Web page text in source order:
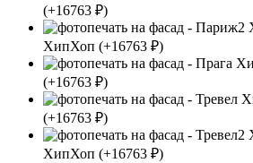
(+16763 ₽)
ХипХоп (+16763 ₽)
(+16763 ₽)
(+16763 ₽)
ХипХоп (+16763 ₽)